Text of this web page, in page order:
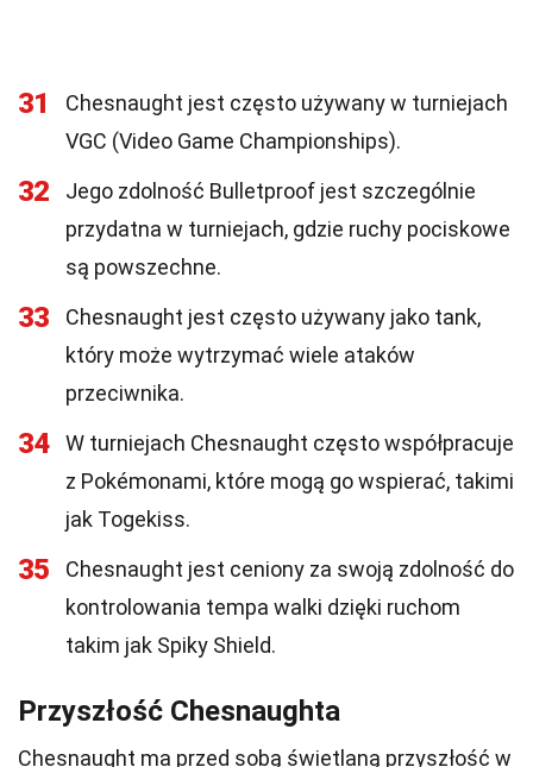
31
Chesnaught jest często używany w turniejach
VGC (Video Game Championships).
32
Jego zdolność Bulletproof jest szczególnie
przydatna w turniejach, gdzie ruchy pociskowe
są powszechne.
33
Chesnaught jest często używany jako tank,
który może wytrzymać wiele ataków
przeciwnika.
34
W turniejach Chesnaught często współpracuje
z Pokémonami, które mogą go wspierać, takimi
jak Togekiss.
35
Chesnaught jest ceniony za swoją zdolność do
kontrolowania tempa walki dzięki ruchom
takim jak Spiky Shield.
Przyszłość Chesnaughta
Chesnaught ma przed sobą świetlaną przyszłość w